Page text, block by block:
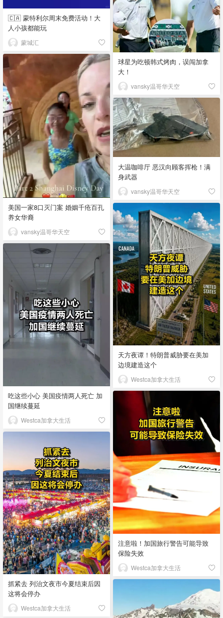
🇨🇦 蒙特利尔周末免费活动！大
人小孩都能玩
蒙城汇
球星为吃顿韩式烤肉，误闯加拿
大！
vansky温哥华天空
美国一家8口灭门案 婚姻千疮百孔
养女华裔
vansky温哥华天空
大温咖啡厅 恶汉向顾客挥枪！满
身武器
vansky温哥华天空
天方夜谭！特朗普威胁要在美加
边境建造这个
Westca加拿大生活
吃这些小心 美国疫情两人死亡 加
国继续蔓延
Westca加拿大生活
注意啦！加国旅行警告可能导致
保险失效
Westca加拿大生活
抓紧去 列治文夜市今夏结束后因
这将会停办
Westca加拿大生活